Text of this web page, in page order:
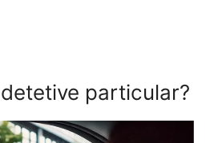
particular?